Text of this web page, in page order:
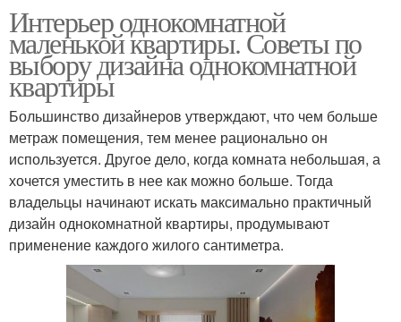
Интерьер однокомнатной
маленькой квартиры. Советы по
выбору дизайна однокомнатной
квартиры
Большинство дизайнеров утверждают, что чем больше
метраж помещения, тем менее рационально он
используется. Другое дело, когда комната небольшая, а
хочется уместить в нее как можно больше. Тогда
владельцы начинают искать максимально практичный
дизайн однокомнатной квартиры, продумывают
применение каждого жилого сантиметра.